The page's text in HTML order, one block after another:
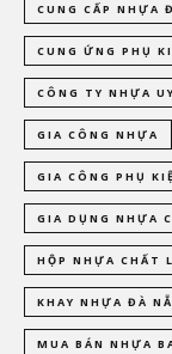
CUNG CẤP NHỰA
CUNG ỨNG PHỤ
CÔNG TY NHỰA
GIA CÔNG NHỰA
GIA CÔNG PHỤ
GIA DỤNG NHỰA
HỘP NHỰA CHẤT
KHAY NHỰA ĐÀ
MUA BÁN NHỰA